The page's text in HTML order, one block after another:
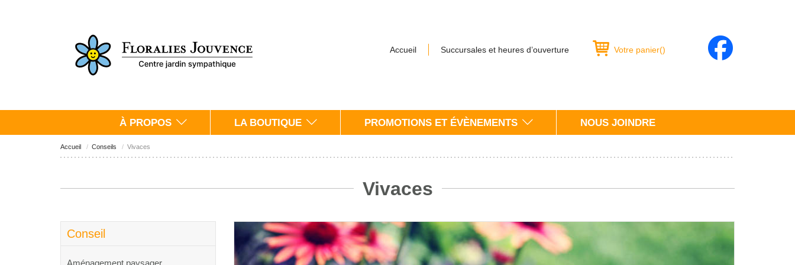
Accueil Succursales et heures d’ouverture Votre panier()
À PROPOS LA BOUTIQUE PROMOTIONS ET ÉVÈNEMENTS NOUS JOINDRE
Accueil Conseils Vivaces
Vivaces
Conseil
Aménagement paysager